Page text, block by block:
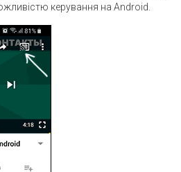
керування на Android.